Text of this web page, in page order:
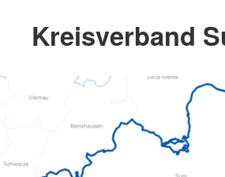
Kreisverband